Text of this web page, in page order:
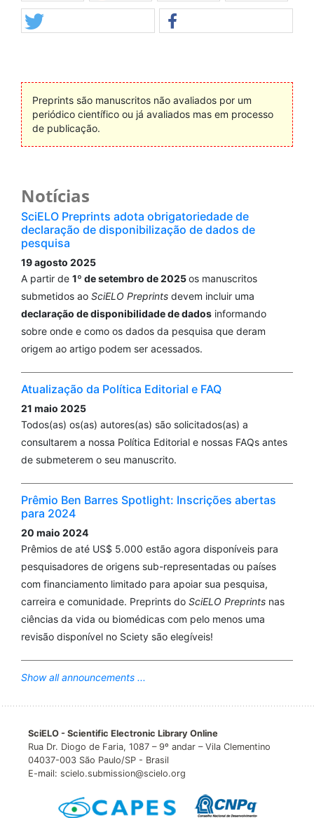
Preprints são manuscritos não avaliados por um
periódico científico ou já avaliados mas em processo
de publicação.
Notícias
SciELO Preprints adota obrigatoriedade de
declaração de disponibilização de dados de
pesquisa
19 agosto 2025
A partir de 1º de setembro de 2025os manuscritos
submetidos ao SciELO Preprints devem incluir uma
declaração de disponibilidade de dados informando
sobre onde e como os dados da pesquisa que deram
origem ao artigo podem ser acessados.
Atualização da Política Editorial e FAQ
21 maio 2025
Todos(as) os(as) autores(as) são solicitados(as) a
consultarem a nossa Política Editorial e nossas FAQs antes
de submeterem o seu manuscrito.
Prêmio Ben Barres Spotlight: Inscrições abertas
para 2024
20 maio 2024
Prêmios de até US$ 5.000 estão agora disponíveis para
pesquisadores de origens sub-representadas ou países
com financiamento limitado para apoiar sua pesquisa,
carreira e comunidade. Preprints do SciELO Preprints nas
ciências da vida ou biomédicas com pelo menos uma
revisão disponível no Sciety são elegíveis!
Show all announcements ...
SciELO - Scientific Electronic Library Online
Rua Dr. Diogo de Faria, 1087 – 9º andar – Vila Clementino
04037-003 São Paulo/SP - Brasil
E-mail: scielo.submission@scielo.org